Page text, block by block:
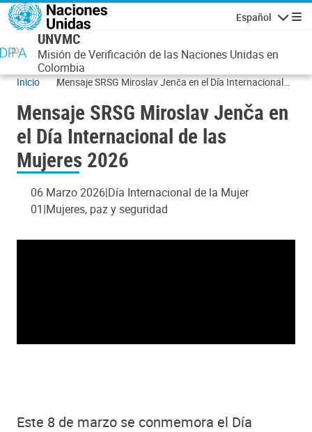
Pasar al contenido principal
Español
UNVMC
Misión de Verificación de las Naciones Unidas en
Colombia
Inicio
Mensaje SRSG Miroslav Jenča en el Día Internacional
Mensaje SRSG Miroslav Jenča en
el Día Internacional de las
Mujeres 2026
06 Marzo 2026 Día Internacional de la Mujer
01 Mujeres, paz y seguridad
Este 8 de marzo se conmemora el Día